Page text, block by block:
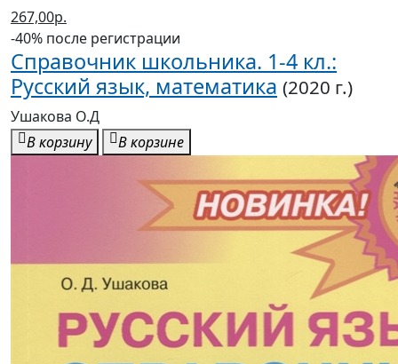
267,00р.
-40% после регистрации
Справочник школьника. 1-4 кл.:
Русский язык, математика (2020 г.)
Ушакова О.Д
В корзину
В корзине